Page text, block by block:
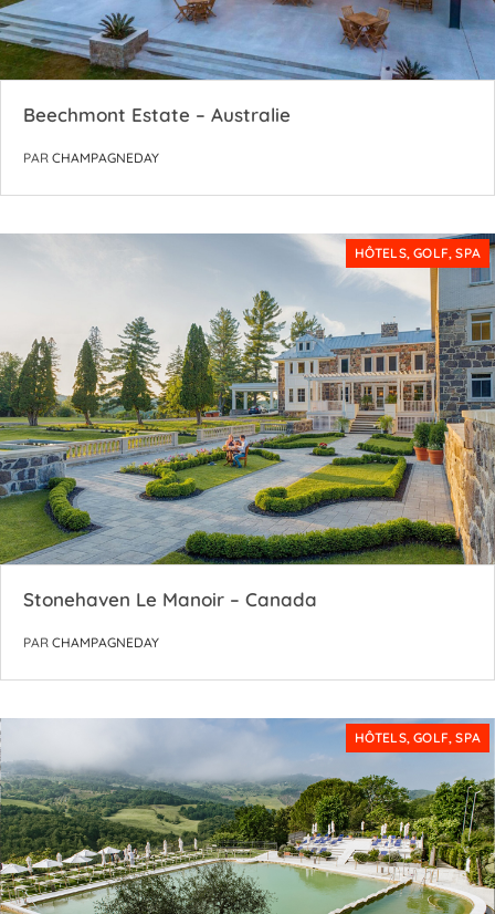
Beechmont Estate – Australie
PAR CHAMPAGNEDAY
HÔTELS, GOLF, SPA
Stonehaven Le Manoir – Canada
PAR CHAMPAGNEDAY
HÔTELS, GOLF, SPA